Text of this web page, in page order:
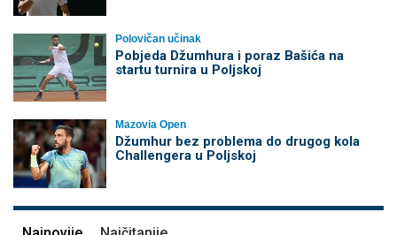
Polovičan učinak
Pobjeda Džumhura i poraz Bašića na
startu turnira u Poljskoj
Mazovia Open
Džumhur bez problema do drugog kola
Challengera u Poljskoj